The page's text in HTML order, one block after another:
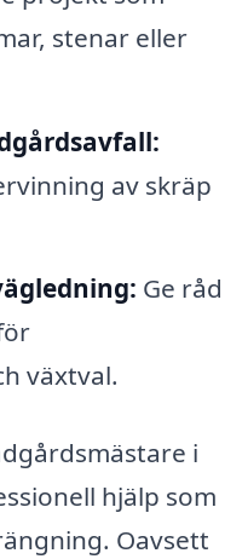
stenar eller
av skräp
Ge råd
växtval.
i
hjälp som
Oavsett